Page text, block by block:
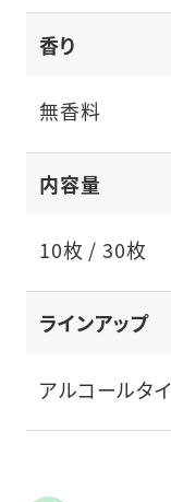
香り
無香料
内容量
10枚 / 30枚
ラインアップ
アルコールタ